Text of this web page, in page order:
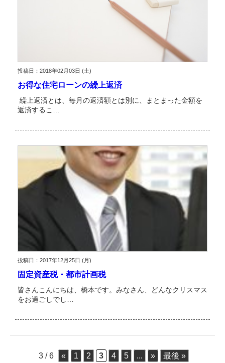
投稿日：2018年02月03日 (土)
お得な住宅ローンの繰上返済
繰上返済とは、毎月の返済額とは別に、まとまった金額を
返済するこ…
投稿日：2017年12月25日 (月)
固定資産税・都市計画税
皆さんこんにちは、橋本です。みなさん、どんなクリスマス
をお過ごしでし…
3 / 6 « 1 2 3 4 5 ... » 最後 »